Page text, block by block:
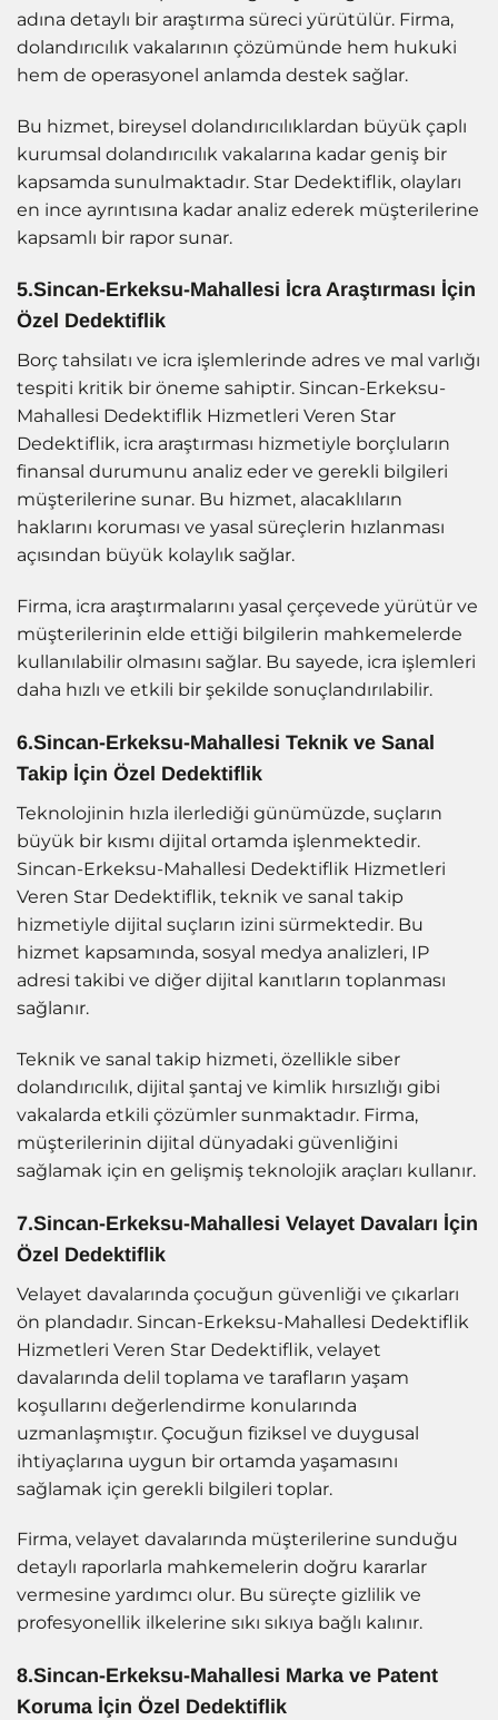
adına detaylı bir araştırma süreci yürütülür. Firma,
dolandırıcılık vakalarının çözümünde hem hukuki
hem de operasyonel anlamda destek sağlar.
Bu hizmet, bireysel dolandırıcılıklardan büyük çaplı
kurumsal dolandırıcılık vakalarına kadar geniş bir
kapsamda sunulmaktadır. Star Dedektiflik, olayları
en ince ayrıntısına kadar analiz ederek müşterilerine
kapsamlı bir rapor sunar.
5.Sincan-Erkeksu-Mahallesi İcra Araştırması İçin
Özel Dedektiflik
Borç tahsilatı ve icra işlemlerinde adres ve mal varlığı
tespiti kritik bir öneme sahiptir. Sincan-Erkeksu-
Mahallesi Dedektiflik Hizmetleri Veren Star
Dedektiflik, icra araştırması hizmetiyle borçluların
finansal durumunu analiz eder ve gerekli bilgileri
müşterilerine sunar. Bu hizmet, alacaklıların
haklarını koruması ve yasal süreçlerin hızlanması
açısından büyük kolaylık sağlar.
Firma, icra araştırmalarını yasal çerçevede yürütür ve
müşterilerinin elde ettiği bilgilerin mahkemelerde
kullanılabilir olmasını sağlar. Bu sayede, icra işlemleri
daha hızlı ve etkili bir şekilde sonuçlandırılabilir.
6.Sincan-Erkeksu-Mahallesi Teknik ve Sanal
Takip İçin Özel Dedektiflik
Teknolojinin hızla ilerlediği günümüzde, suçların
büyük bir kısmı dijital ortamda işlenmektedir.
Sincan-Erkeksu-Mahallesi Dedektiflik Hizmetleri
Veren Star Dedektiflik, teknik ve sanal takip
hizmetiyle dijital suçların izini sürmektedir. Bu
hizmet kapsamında, sosyal medya analizleri, IP
adresi takibi ve diğer dijital kanıtların toplanması
sağlanır.
Teknik ve sanal takip hizmeti, özellikle siber
dolandırıcılık, dijital şantaj ve kimlik hırsızlığı gibi
vakalarda etkili çözümler sunmaktadır. Firma,
müşterilerinin dijital dünyadaki güvenliğini
sağlamak için en gelişmiş teknolojik araçları kullanır.
7.Sincan-Erkeksu-Mahallesi Velayet Davaları İçin
Özel Dedektiflik
Velayet davalarında çocuğun güvenliği ve çıkarları
ön plandadır. Sincan-Erkeksu-Mahallesi Dedektiflik
Hizmetleri Veren Star Dedektiflik, velayet
davalarında delil toplama ve tarafların yaşam
koşullarını değerlendirme konularında
uzmanlaşmıştır. Çocuğun fiziksel ve duygusal
ihtiyaçlarına uygun bir ortamda yaşamasını
sağlamak için gerekli bilgileri toplar.
Firma, velayet davalarında müşterilerine sunduğu
detaylı raporlarla mahkemelerin doğru kararlar
vermesine yardımcı olur. Bu süreçte gizlilik ve
profesyonellik ilkelerine sıkı sıkıya bağlı kalınır.
8.Sincan-Erkeksu-Mahallesi Marka ve Patent
Koruma İçin Özel Dedektiflik